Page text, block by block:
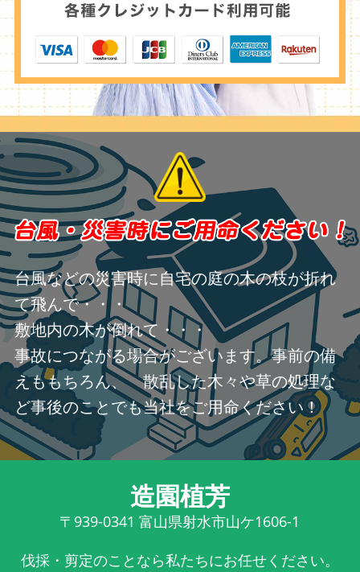
台風などの災害時に自宅の庭の木の枝が折れ
て飛んで・・・
敷地内の木が倒れて・・・
事故につながる場合がございます。事前の備
えももちろん、 散乱した木々や草の処理な
ど事後のことでも当社をご用命ください！
造園植芳
〒939-0341 富山県射水市山ケ1606-1
伐採・剪定のことなら私たちにお任せください。